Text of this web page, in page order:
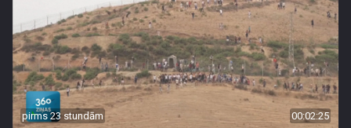
pirms 23 stundām 00:02:25